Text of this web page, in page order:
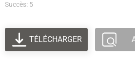
Succès: 5
TÉLÉCHARGER